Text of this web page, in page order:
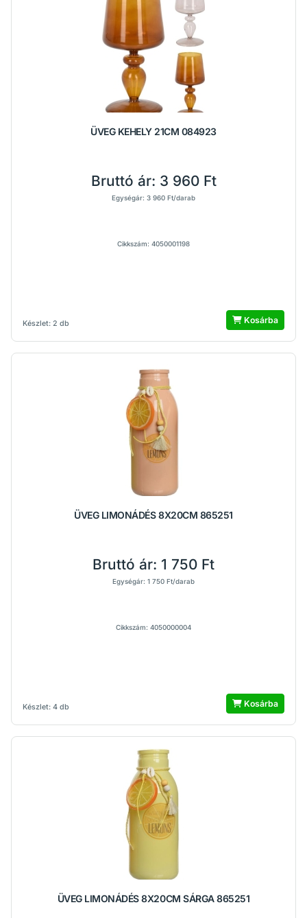
ÜVEG KEHELY 21CM 084923
Készlet: 2 db
Bruttó ár: 3 960 Ft
Egységár: 3 960 Ft/darab
Cikkszám: 4050001198
Kosárba
ÜVEG LIMONÁDÉS 8X20CM 865251
Készlet: 4 db
Bruttó ár: 1 750 Ft
Egységár: 1 750 Ft/darab
Cikkszám: 4050000004
Kosárba
ÜVEG LIMONÁDÉS 8X20CM SÁRGA 865251